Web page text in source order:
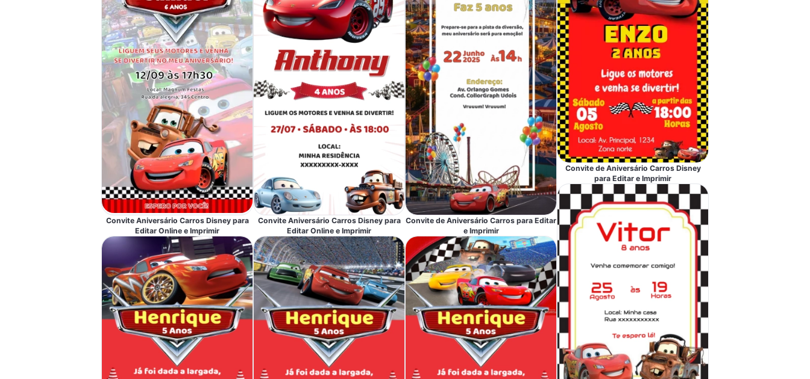
Convite Aniversário Carros Disney para
Editar Online e Imprimir
Convite Aniversário Carros Disney para
Editar Online e Imprimir
Convite de Aniversário Carros para Editar
e Imprimir
Convite de Aniversário Carros Disney
para Editar e Imprimir